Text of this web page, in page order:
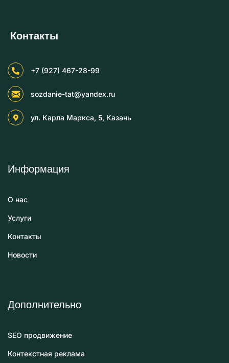
Контакты
+7 (927) 467-28-99
sozdanie-tat@yandex.ru
ул. Карла Маркса, 5, Казань
Информация
О нас
Услуги
Контакты
Новости
Дополнительно
SEO продвижение
Контекстная реклама